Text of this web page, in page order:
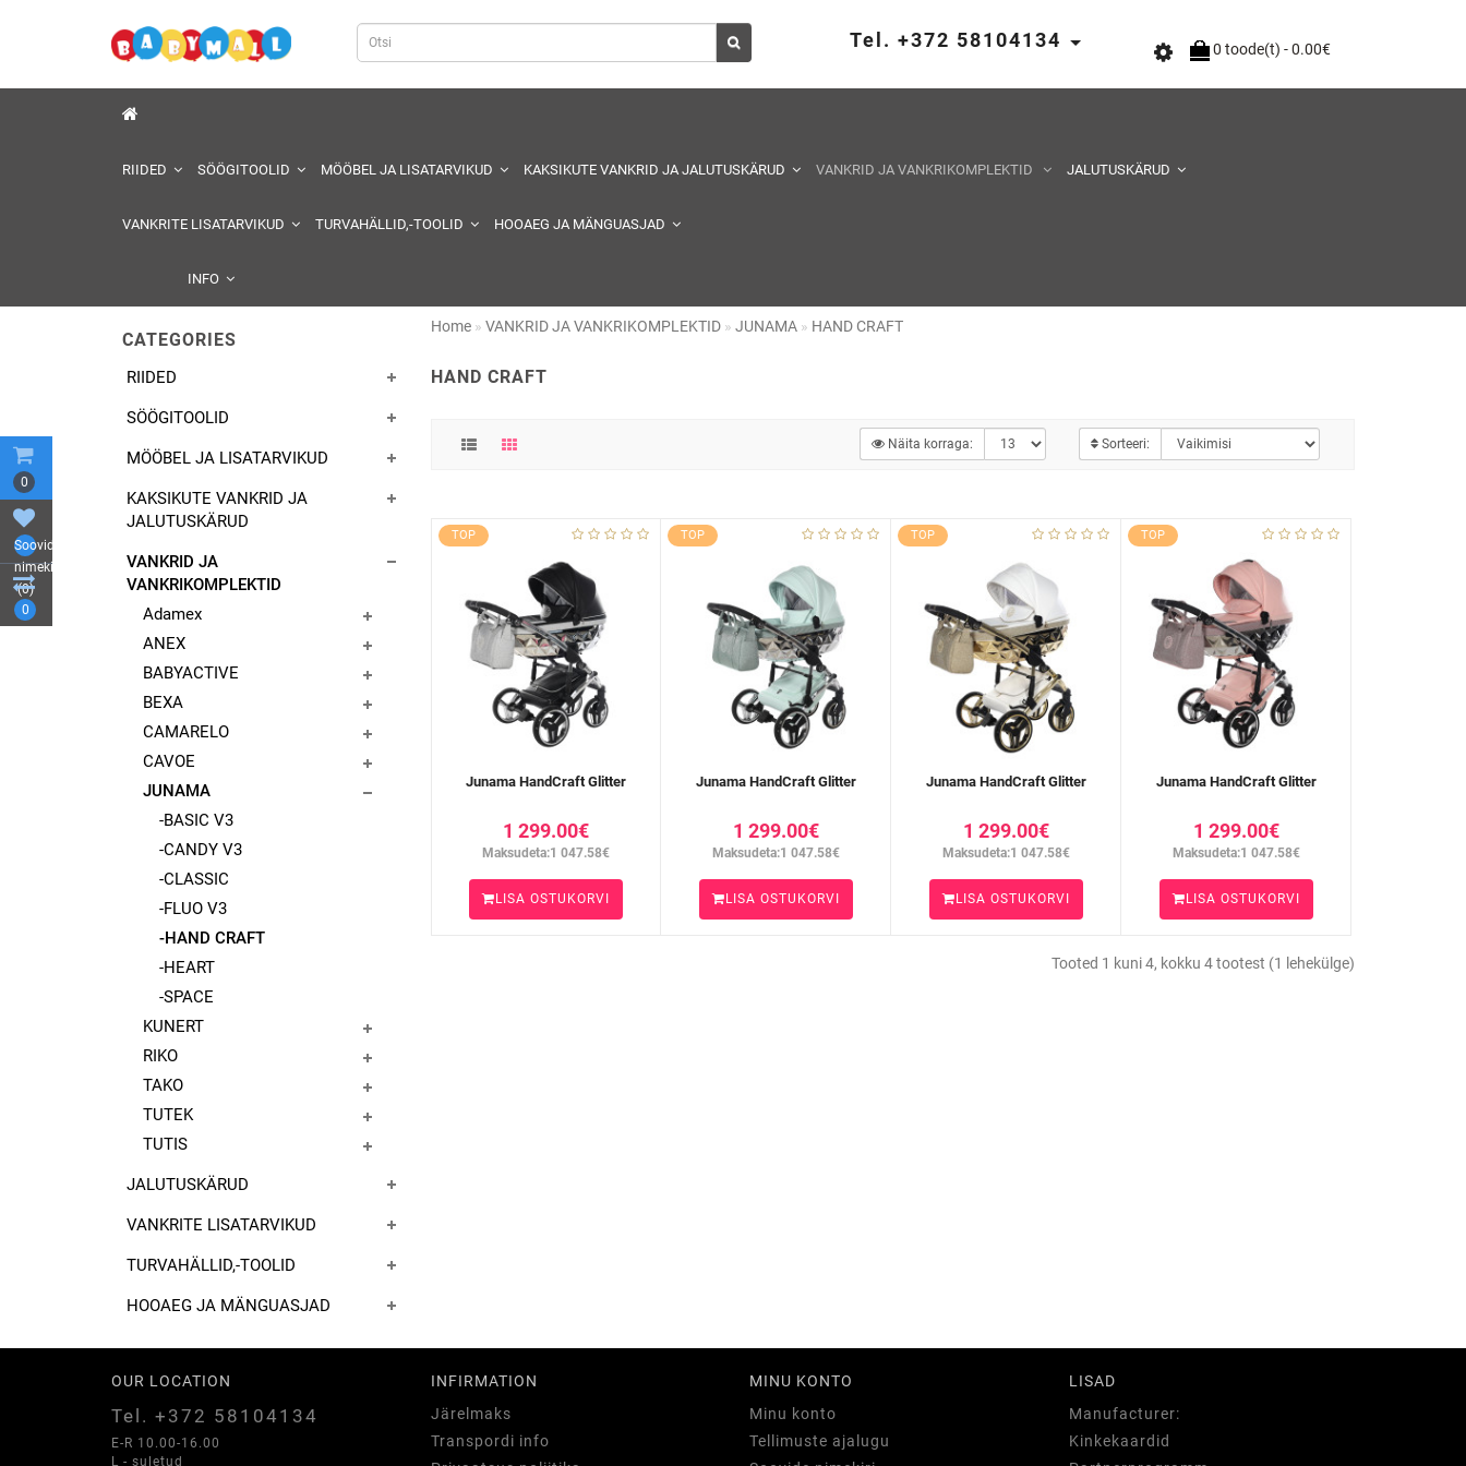
0
Soovide
nimekiri
(0)
0
0 toode(t) - 0.00€
Tel. +372 58104134
RIIDED SÖÖGITOOLID MÖÖBEL JA LISATARVIKUD KAKSIKUTE VANKRID JA JALUTUSKÄRUD VANKRID JA VANKRIKOMPLEKTID JALUTUSKÄRUD
VANKRITE LISATARVIKUD TURVAHÄLLID,-TOOLID HOOAEG JA MÄNGUASJAD
INFO
CATEGORIES
RIIDED
SÖÖGITOOLID
MÖÖBEL JA LISATARVIKUD
KAKSIKUTE VANKRID JA
JALUTUSKÄRUD
VANKRID JA
VANKRIKOMPLEKTID
Adamex
ANEX
BABYACTIVE
BEXA
CAMARELO
CAVOE
JUNAMA
-BASIC V3
-CANDY V3
-CLASSIC
-FLUO V3
-HAND CRAFT
-HEART
-SPACE
KUNERT
RIKO
TAKO
TUTEK
TUTIS
JALUTUSKÄRUD
VANKRITE LISATARVIKUD
TURVAHÄLLID,-TOOLID
HOOAEG JA MÄNGUASJAD
Home VANKRID JA VANKRIKOMPLEKTID JUNAMA HAND CRAFT
HAND CRAFT
Sorteeri:
Näita korraga:
TOP
Junama HandCraft Glitter
1 299.00€
Maksudeta:1 047.58€
LISA OSTUKORVI
TOP
Junama HandCraft Glitter
1 299.00€
Maksudeta:1 047.58€
LISA OSTUKORVI
TOP
Junama HandCraft Glitter
1 299.00€
Maksudeta:1 047.58€
LISA OSTUKORVI
TOP
Junama HandCraft Glitter
1 299.00€
Maksudeta:1 047.58€
LISA OSTUKORVI
Tooted 1 kuni 4, kokku 4 tootest (1 lehekülge)
OUR LOCATION
Tel. +372 58104134
E-R 10.00-16.00
L - suletud
INFIRMATION
Järelmaks
Transpordi info
MINU KONTO
Minu konto
Tellimuste ajalugu
LISAD
Manufacturer:
Kinkekaardid